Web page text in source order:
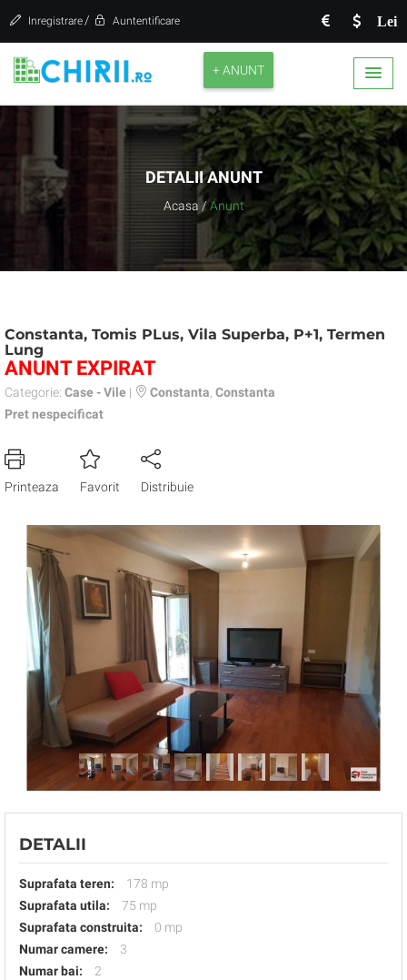
Lei
Inregistrare / Auntentificare
+ ANUNT
DETALII ANUNT
Acasa / Anunt
Constanta, Tomis PLus, Vila Superba, P+1, Termen
Lung
ANUNT EXPIRAT
Categorie: Case - Vile | Constanta Constanta
Pret nespecificat
Printeaza Favorit Distribuie
DETALII
Suprafata teren:
178 mp
Suprafata utila:
75 mp
Suprafata construita:
0 mp
Numar camere:
3
Numar bai:
2